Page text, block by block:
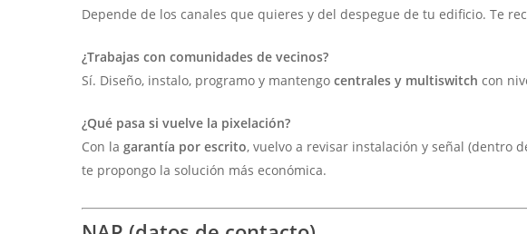
Depende de los canales que quieres y del despegue de tu edificio. Te
¿Trabajas con comunidades de vecinos?
Sí. Diseño, instalo, programo y mantengocentrales y multiswitch con
¿Qué pasa si vuelve la pixelación?
Con lagarantía por escrito, vuelvo a revisar instalación y señal (dentro
te propongo la solución más económica.